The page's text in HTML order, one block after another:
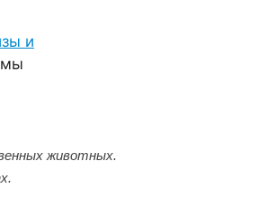
и
животных.